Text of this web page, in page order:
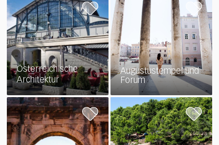
Österreichische
Architektur
Augustustempel und
Forum